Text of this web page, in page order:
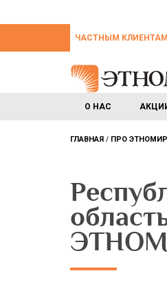
ЧАСТНЫМ КЛИЕНТАМ
О НАС
ГЛАВНАЯ ПРО ЭТНОМИР